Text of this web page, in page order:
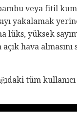
veya fitil
yakalamak
lüks, yüksek
hava
tüm